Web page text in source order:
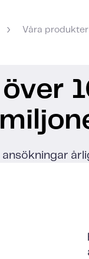
› Våra produkter
över
ansökningar